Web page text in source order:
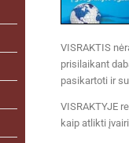
VISRAKTIS
prisilaikant
pasikartoti ir
VISRAKTYJE
kaip atlikti